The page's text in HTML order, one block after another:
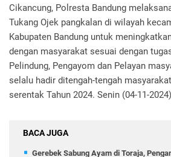
Cikancung, Polresta Bandung
Tukang Ojek pangkalan di wilayah
Kabupaten Bandung untuk
dengan masyarakat sesuai dengan
Pelindung, Pengayom dan Pelayan
selalu hadir ditengah-tengah
serentak Tahun 2024. Senin (04-11-
BACA JUGA
Gerebek Sabung Ayam di Toraja,